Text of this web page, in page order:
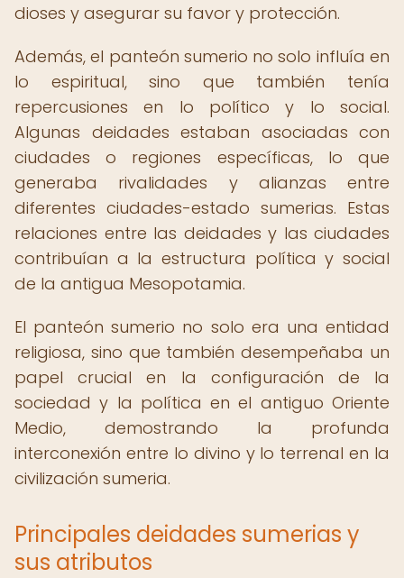
dioses y asegurar su favor y protección.
Además, el panteón sumerio no solo influía en
lo espiritual, sino que también tenía
repercusiones en lo político y lo social.
Algunas deidades estaban asociadas con
ciudades o regiones específicas, lo que
generaba rivalidades y alianzas entre
diferentes ciudades-estado sumerias. Estas
relaciones entre las deidades y las ciudades
contribuían a la estructura política y social
de la antigua Mesopotamia.
El panteón sumerio no solo era una entidad
religiosa, sino que también desempeñaba un
papel crucial en la configuración de la
sociedad y la política en el antiguo Oriente
Medio, demostrando la profunda
interconexión entre lo divino y lo terrenal en la
civilización sumeria.
Principales deidades sumerias y
sus atributos